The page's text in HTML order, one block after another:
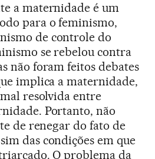
a maternidade é um
para o feminismo,
de controle do
se rebelou contra
não foram feitos debates
implica a maternidade,
resolvida entre
Portanto, não
de renegar do fato de
das condições em que
O problema da